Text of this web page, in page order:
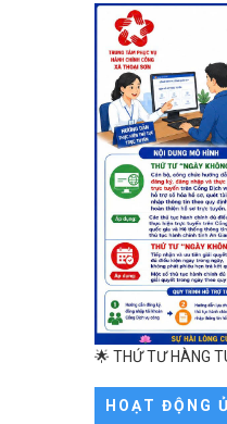
🌟 THỨ TƯ HÀNG
HOẠT ĐỘNG